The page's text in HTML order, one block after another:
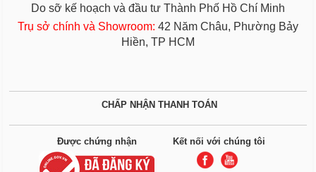
Do sỡ kế hoạch và đầu tư Thành Phố Hồ Chí Minh
Trụ sở chính và Showroom: 42 Năm Châu, Phường Bảy
Hiền, TP HCM
CHẤP NHẬN THANH TOÁN
Được chứng nhận Kết nối với chúng tôi